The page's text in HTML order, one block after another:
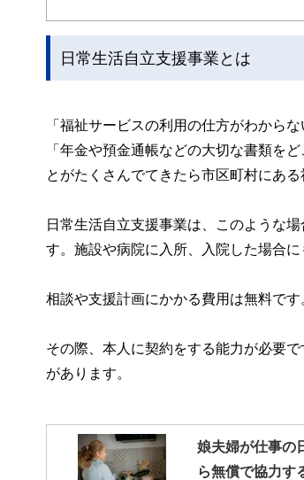
日常生活自立支援事業とは
「福祉サービスの利用の仕方がわから
「年金や預金通帳などの大切な書類を
とがたくさんでてきたら市区町村にあ
日常生活自立支援事業は、このような
す。施設や病院に入所、入院した場合に
相談や支援計画にかかる費用は無料で
その際、本人に契約をする能力が必要
があります。
娘夫婦が仕事の
ら無償で協力す